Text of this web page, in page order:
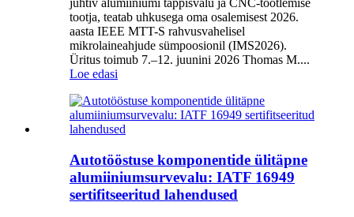
juhtiv alumiiniumi täppisvalu ja CNC-töötlemise
tootja, teatab uhkusega oma osalemisest 2026.
aasta IEEE MTT-S rahvusvahelisel
mikrolaineahjude sümpoosionil (IMS2026).
Üritus toimub 7.–12. juunini 2026 Thomas M....
Loe edasi
Autotööstuse komponentide ülitäpne
alumiiniumsurvevalu: IATF 16949
sertifitseeritud lahendused